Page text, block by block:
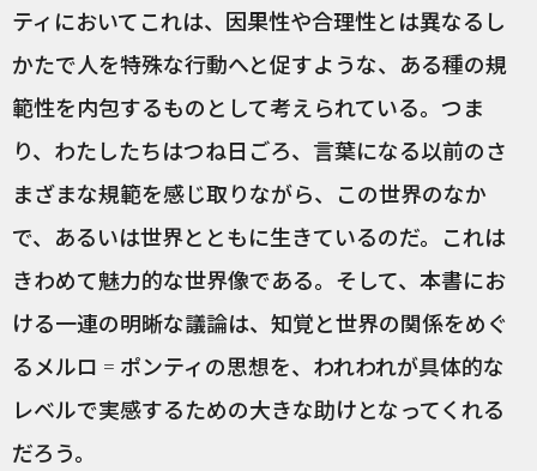
ティにおいてこれは、因果性や合理性とは異なるし
かたで人を特殊な行動へと促すような、ある種の規
範性を内包するものとして考えられている。つま
り、わたしたちはつね日ごろ、言葉になる以前のさ
まざまな規範を感じ取りながら、この世界のなか
で、あるいは世界とともに生きているのだ。これは
きわめて魅力的な世界像である。そして、本書にお
ける一連の明晰な議論は、知覚と世界の関係をめぐ
るメルロ゠ポンティの思想を、われわれが具体的な
レベルで実感するための大きな助けとなってくれる
だろう。